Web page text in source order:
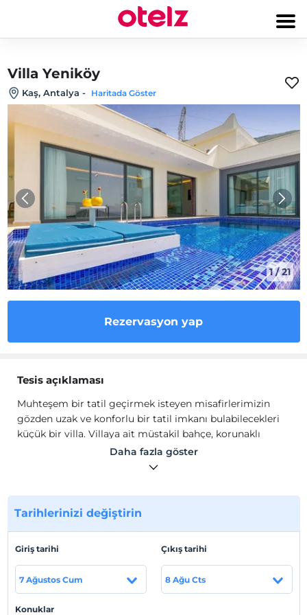
Villa Yeniköy
Kaş, Antalya - Haritada Göster
1/21
Rezervasyon yap
Tesis açıklaması
Muhteşem bir tatil geçirmek isteyen misafirlerimizin
gözden uzak ve konforlu bir tatil imkanı bulabilecekleri
küçük bir villa. Villaya ait müstakil bahçe, korunaklı
sonsuzluk havuzu vardır.
Villamızda evinizde hissetmenizi sağlayacak tüm
muhafazakar ailelere de hitap eden Villa Yeniköy, huzur
dolu bir tatil sunmaktadır. Muazzam bir deniz
manzarasını ayaklarınızın altında hissedeceğiniz
unutulmaz bir tatil imkanı sunmaktadır.
Tesis lokasyon bilgileri
Daha fazla göster
Tarihlerinizi değiştirin
Giriş tarihi
7 Ağustos Cum
Çıkış tarihi
8 Ağu Cts
Konuklar